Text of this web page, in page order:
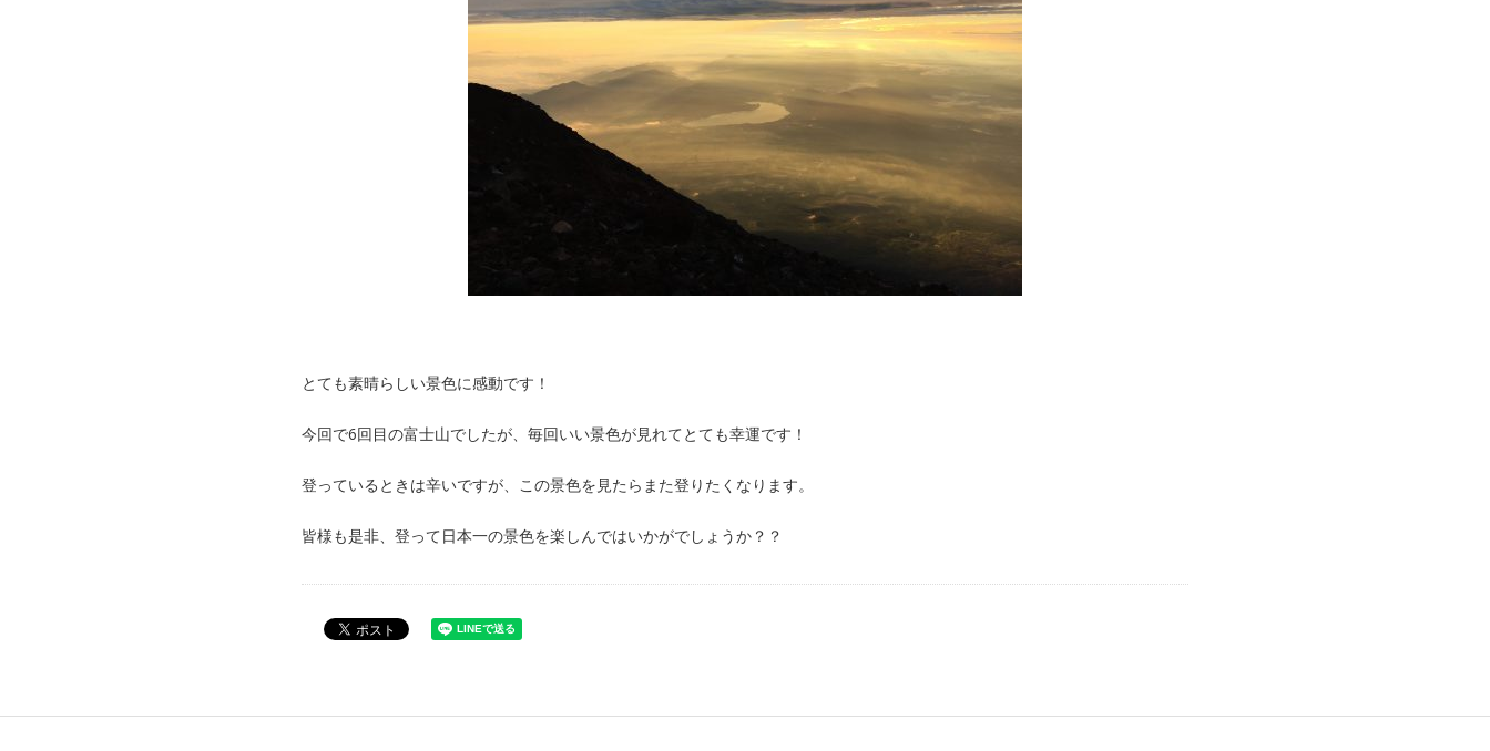
とても素晴らしい景色に感動です！
今回で6回目の富士山でしたが、毎回いい景色が見れてとても幸運です！
登っているときは辛いですが、この景色を見たらまた登りたくなります。
皆様も是非、登って日本一の景色を楽しんではいかがでしょうか？？